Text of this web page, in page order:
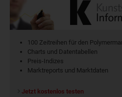
100 Zeitreihen für den
Charts und Datentabellen
Preis-Indizes
Marktreports und Marktdaten
Jetzt kostenlos testen